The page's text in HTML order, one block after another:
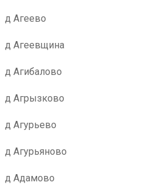
д Агеево
д Агеевщина
д Агибалово
д Агрызково
д Агурьево
д Агурьяново
д Адамово